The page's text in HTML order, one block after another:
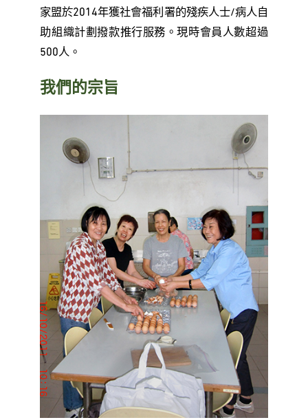
家盟於2014年獲社會福利署的殘疾人士/病人自
助組織計劃撥款推行服務。現時會員人數超過
500人。
我們的宗旨